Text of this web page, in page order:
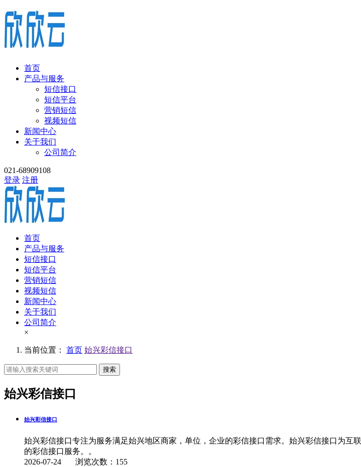
首页
产品与服务
短信接口
短信平台
营销短信
视频短信
新闻中心
关于我们
公司简介
021-68909108
登录 注册
首页
产品与服务
短信接口
短信平台
营销短信
视频短信
新闻中心
关于我们
公司简介
×
当前位置： 首页 始兴彩信接口
搜索
始兴彩信接口
始兴彩信接口
始兴彩信接口专注为服务满足始兴地区商家，单位，企业的彩信接口需求。始兴彩信接口为
的彩信接口服务。。
2026-07-24 浏览次数：155